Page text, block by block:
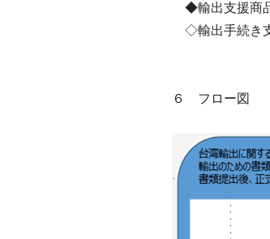
◆輸出支援商
◇輸出手続き
６ フロー図